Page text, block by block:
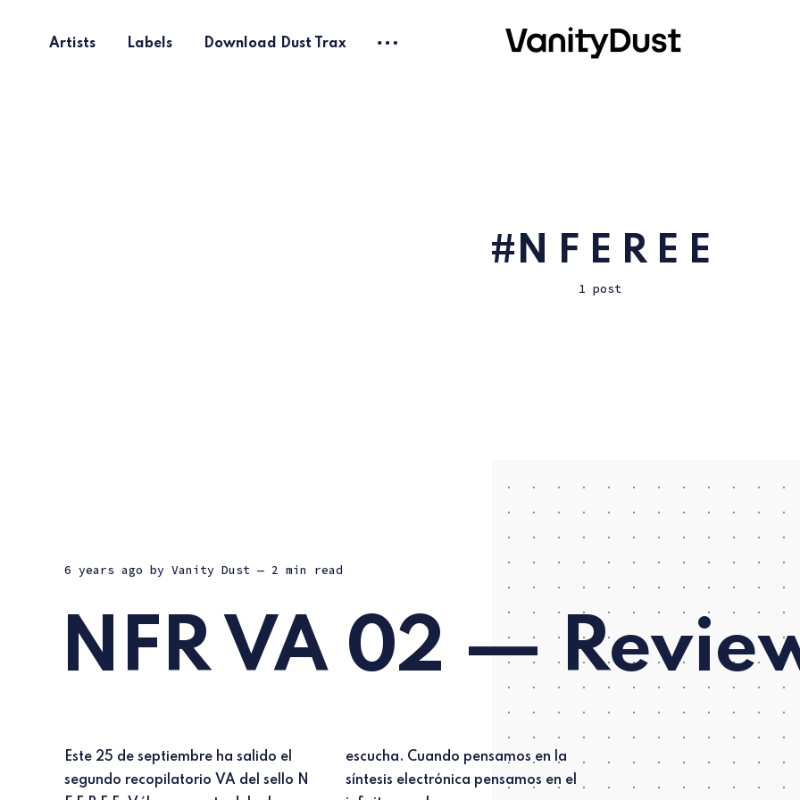
Artists Labels Download Dust Trax
N F E R E E
1 post
6 years ago by Vanity Dust — 2 min read
NFR VA 02 —
Este 25 de septiembre ha salido el
segundo recopilatorio VA del sello N
escucha. Cuando pensamos en la
síntesis electrónica pensamos en el